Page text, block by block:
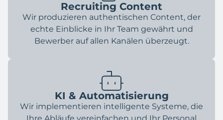
Recruiting Content
Wir produzieren authentischen Content, der
echte Einblicke in Ihr Team gewährt und
Bewerber auf allen Kanälen überzeugt.
KI & Automatisierung
Wir implementieren intelligente Systeme, die